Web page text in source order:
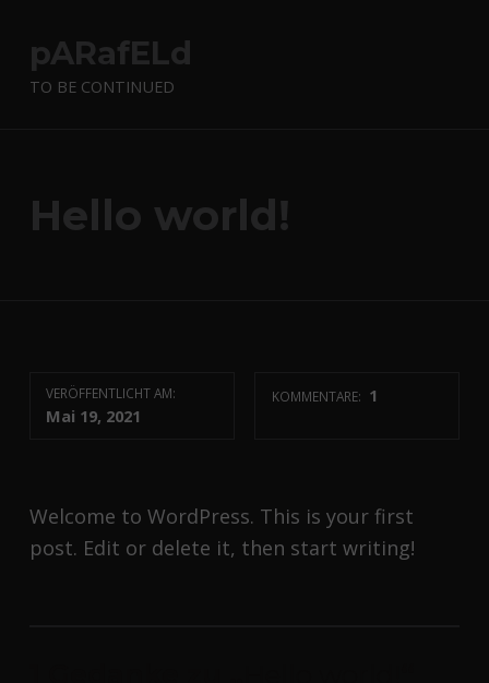
pARafELd
TO BE CONTINUED
Hello world!
VERÖFFENTLICHT AM:
Mai 19, 2021
KOMMENTARE: 1
Welcome to WordPress. This is your first
post. Edit or delete it, then start writing!
Zurück zur Hauptnavigation springen